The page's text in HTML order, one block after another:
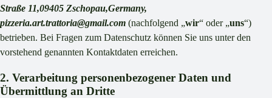
Straße 11,09405 Zschopau,Germany,
pizzeria.art.trattoria@gmail.com (nachfolgend „wir“ oder „uns“)
betrieben. Bei Fragen zum Datenschutz können Sie uns unter den
vorstehend genannten Kontaktdaten erreichen.
2. Verarbeitung personenbezogener Daten und
Übermittlung an Dritte